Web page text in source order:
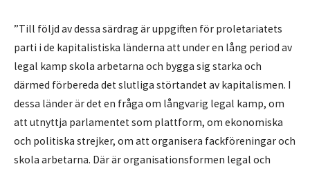
”Till följd av dessa särdrag är uppgiften för proletariatets
parti i de kapitalistiska länderna att under en lång period av
legal kamp skola arbetarna och bygga sig starka och
därmed förbereda det slutliga störtandet av kapitalismen. I
dessa länder är det en fråga om långvarig legal kamp, om
att utnyttja parlamentet som plattform, om ekonomiska
och politiska strejker, om att organisera fackföreningar och
skola arbetarna. Där är organisationsformen legal och